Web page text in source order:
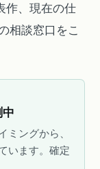
作、現在の仕
相談窓口をこ
ミングから、
います。確定